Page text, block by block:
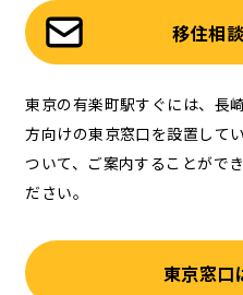
移住相
東京の有楽町駅すぐには、長
方向けの東京窓口を設置して
ついて、ご案内することがで
ださい。
東京窓口